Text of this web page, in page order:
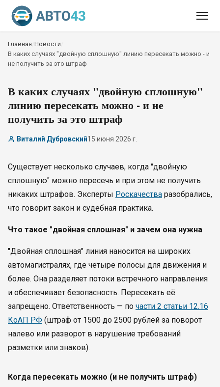
Главная Новости
В каких случаях "двойную сплошную" линию пересекать можно - и
не получить за это штраф
В каких случаях "двойную сплошную"
линию пересекать можно - и не
получить за это штраф
Виталий Дубровский15 июня 2026 г.
Существует несколько случаев, когда "двойную
сплошную" можно пересечь и при этом не получить
никаких штрафов. Эксперты Роскачества разобрались,
что говорит закон и судебная практика.
Что такое "двойная сплошная" и зачем она нужна
"Двойная сплошная" линия наносится на широких
автомагистралях, где четыре полосы для движения и
более. Она разделяет потоки встречного направления
и обеспечивает безопасность. Пересекать её
запрещено. Ответственность — по части 2 статьи 12.16
КоАП РФ (штраф от 1500 до 2500 рублей за поворот
налево или разворот в нарушение требований
разметки или знаков).
Когда пересекать можно (и не получить штраф)